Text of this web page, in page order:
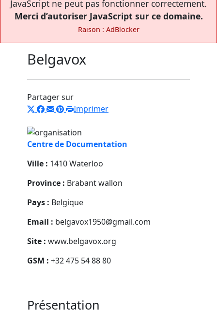
JavaScript ne peut pas fonctionner correctement.
Merci d’autoriser JavaScript sur ce domaine.
Raison : AdBlocker
Belgavox
Partager sur
Imprimer
Centre de Documentation
Ville : 1410 Waterloo
Province : Brabant wallon
Pays : Belgique
Email : belgavox1950@gmail.com
Site : www.belgavox.org
GSM : +32 475 54 88 80
Présentation